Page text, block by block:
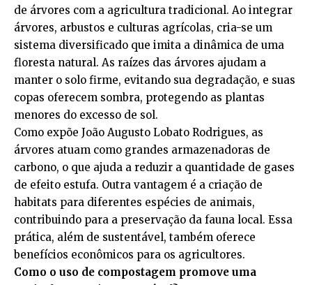
de árvores com a agricultura tradicional. Ao integrar
árvores, arbustos e culturas agrícolas, cria-se um
sistema diversificado que imita a dinâmica de uma
floresta natural. As raízes das árvores ajudam a
manter o solo firme, evitando sua degradação, e suas
copas oferecem sombra, protegendo as plantas
menores do excesso de sol.
Como expõe João Augusto Lobato Rodrigues, as
árvores atuam como grandes armazenadoras de
carbono, o que ajuda a reduzir a quantidade de gases
de efeito estufa. Outra vantagem é a criação de
habitats para diferentes espécies de animais,
contribuindo para a preservação da fauna local. Essa
prática, além de sustentável, também oferece
benefícios econômicos para os agricultores.
Como o uso de compostagem promove uma